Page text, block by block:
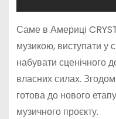
Саме в Америці
музикою, виступати у
набувати сценічного
власних силах.
готова до нового
музичного проєкту.